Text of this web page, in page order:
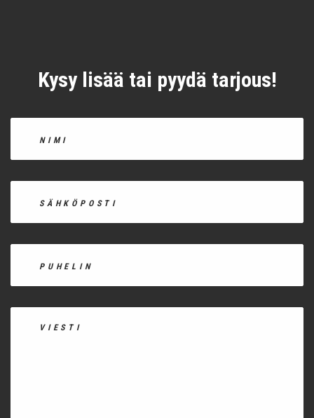
Kysy lisää tai pyydä tarjous!